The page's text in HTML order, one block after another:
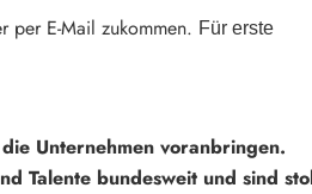
per E-Mail zukommen. Für erste
Unternehmen voranbringen.
Talente bundesweit und sind